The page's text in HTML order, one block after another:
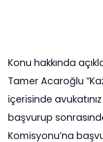
Konu hakkında
Tamer Acaroğlu
içerisinde
başvurup
Komisyonu’na